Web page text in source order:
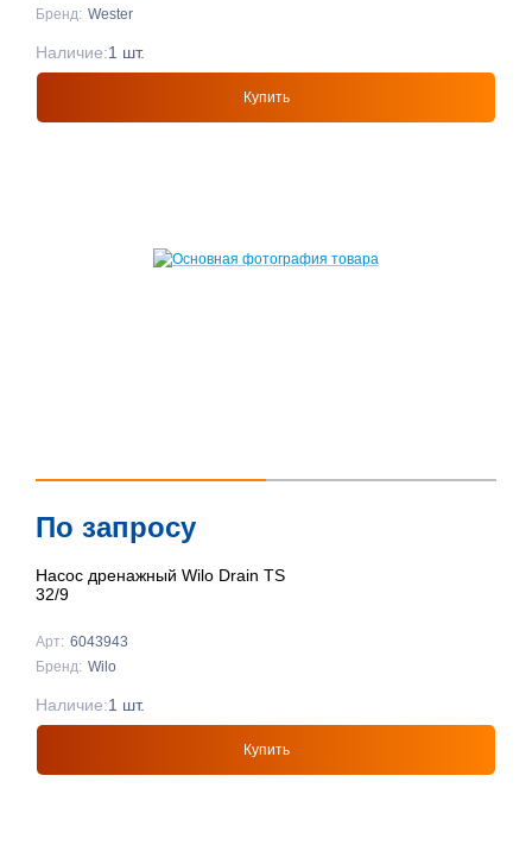
Бренд: Wester
Купить
Наличие:1 шт.
По запросу
Насос дренажный Wilo Drain TS
32/9
Арт: 6043943
Бренд: Wilo
Купить
Наличие:1 шт.